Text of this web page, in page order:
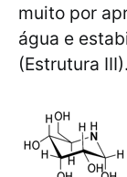
muito por
água e
(Estrutura III).